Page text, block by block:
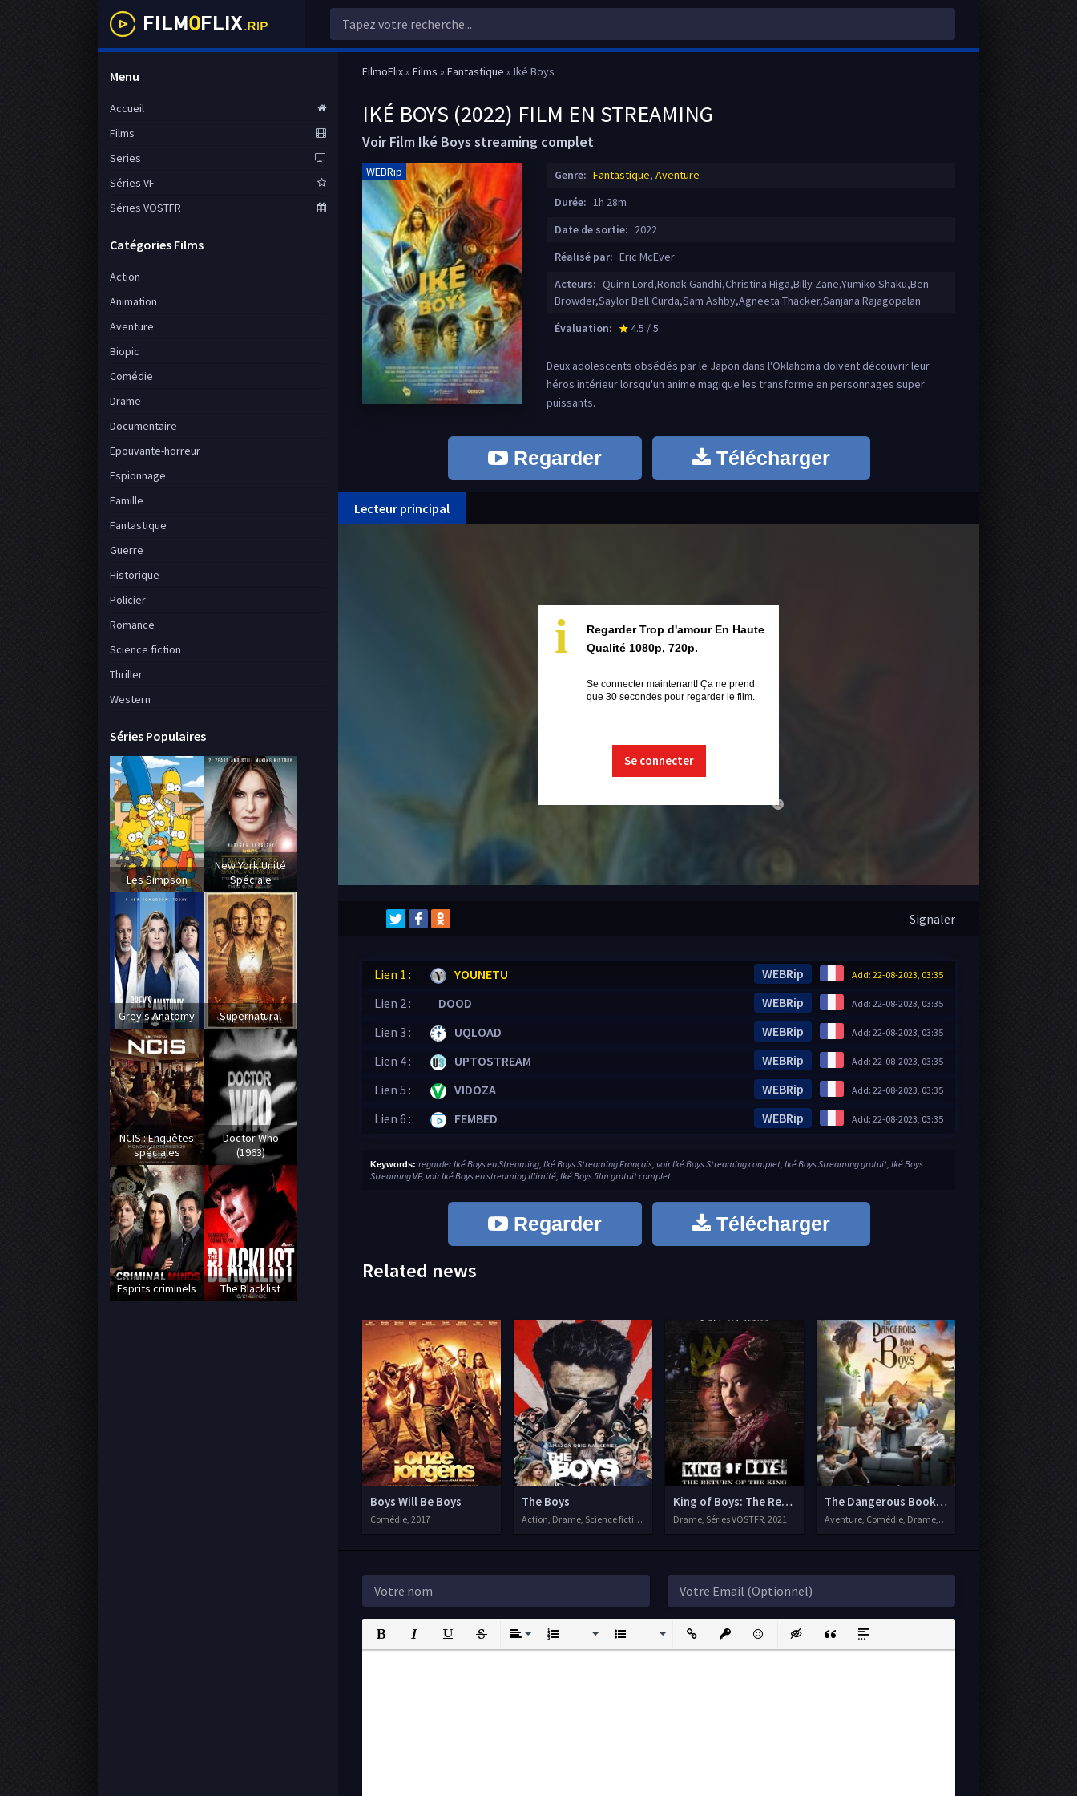
FilmoFlix» Films » Fantastique » Iké Boys
IKÉ BOYS (2022) FILM EN STREAMING
Voir Film Iké Boys streaming complet
WEBRip Genre: Fantastique, Aventure
Durée: 1h 28m
Date de sortie: 2022
Réalisé par: Eric McEver
Acteurs: Quinn Lord,Ronak Gandhi,Christina Higa,Billy Zane,Yumiko Shaku,Ben
Browder,Saylor Bell Curda,Sam Ashby,Agneeta Thacker,Sanjana Rajagopalan
Évaluation:
star_rate
4.5 / 5
Deux adolescents obsédés par le Japon dans l'Oklahoma doivent découvrir leur
héros intérieur lorsqu'un anime magique les transforme en personnages super
puissants.
Regarder Télécharger
Lecteur principal
close
i
Regarder Trop d'amour En Haute
Qualité 1080p, 720p.
Se connecter maintenant! Ça ne prend
que 30 secondes pour regarder le film.
Se connecter
Signaler
Lien 1 : YOUNETU Add: 22-08-2023, 03:35
WEBRip
Lien 2 :
DOOD Add: 22-08-2023, 03:35
WEBRip
Lien 3 :
UQLOAD Add: 22-08-2023, 03:35
WEBRip
Lien 4 :
UPTOSTREAM Add: 22-08-2023, 03:35
WEBRip
Lien 5 :
VIDOZA Add: 22-08-2023, 03:35
WEBRip
Lien 6 :
FEMBED Add: 22-08-2023, 03:35
WEBRip
Keywords: regarder Iké Boys en Streaming, Iké Boys Streaming Français, voir Iké Boys Streaming complet, Iké Boys Streaming gratuit, Iké Boys
Streaming VF, voir Iké Boys en streaming illimité, Iké Boys film gratuit complet
Regarder Télécharger
Related news
Boys Will Be Boys
Comédie, 2017
The Boys
Action, Drame, Science fiction, Séries VF, 2019
King of Boys: The Return of the King
Drame, Séries VOSTFR, 2021
The Dangerous Book for Boys
Aventure, Comédie, Drame, Séries VF, 2018
Bold Italic UnderlineStrikethrough
AlignOrdered List Unordered ListInsert LinkInsert protected link
EmoticonsInsert hidden text
Insert QuoteInsert spoiler
Menu
Accueil
Films
Series
Séries VF
Séries VOSTFR
Catégories Films
Action
Animation
Aventure
Biopic
Comédie
Drame
Documentaire
Epouvante-horreur
Espionnage
Famille
Fantastique
Guerre
Historique
Policier
Romance
Science fiction
Thriller
Western
Séries Populaires
Les Simpson
New York Unité
Spéciale
Grey's Anatomy Supernatural
NCIS : Enquêtes
spéciales
Doctor Who
(1963)
Esprits criminels The Blacklist